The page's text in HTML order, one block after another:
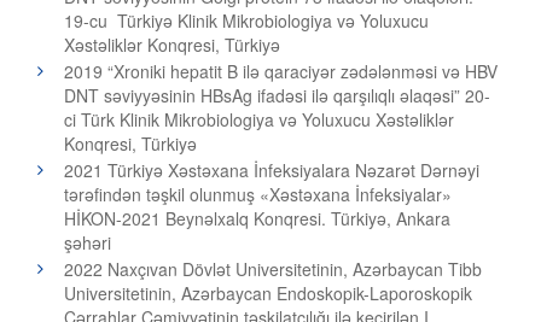
19-cu Türkiyə Klinik Mikrobiologiya və Yoluxucu
Xəstəliklər Konqresi, Türkiyə
2019 “Xroniki hepatit B ilə qaraciyər zədələnməsi və HBV
DNT səviyyəsinin HBsAg ifadəsi ilə qarşılıqlı əlaqəsi” 20-
ci Türk Klinik Mikrobiologiya və Yoluxucu Xəstəliklər
Konqresi, Türkiyə
2021 Türkiyə Xəstəxana İnfeksiyalara Nəzarət Dərnəyi
tərəfindən təşkil olunmuş «Xəstəxana İnfeksiyalar»
HİKON-2021 Beynəlxalq Konqresi. Türkiyə, Ankara
şəhəri
2022 Naxçıvan Dövlət Universitetinin, Azərbaycan Tibb
Universitetinin, Azərbaycan Endoskopik-Laporoskopik